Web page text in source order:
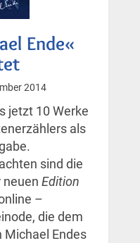
Ende«
2014
jetzt 10 Werke
als
sind die
neuen Edition
–
die dem
Michael Endes